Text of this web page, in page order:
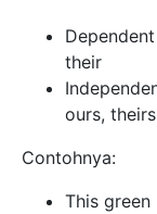
their
ours, theirs
Contohnya:
This green